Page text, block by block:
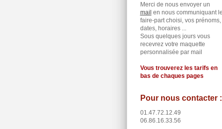
Merci de nous envoyer un
mail en nous communiquant
faire-part choisi, vos prénoms,
dates, horaires ...
Sous quelques jours vous
recevrez votre maquette
personnalisée par mail
Vous trouverez les tarifs en
bas de chaques pages
Pour nous contacter :
01.47.72.12.49
06.86.16.33.56